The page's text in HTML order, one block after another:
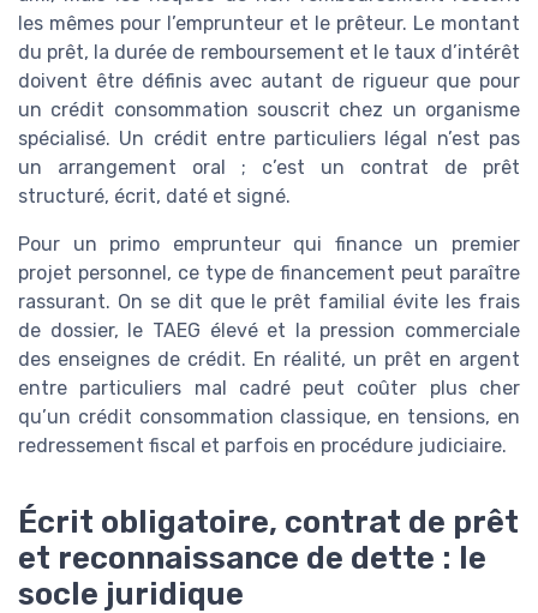
les mêmes pour l’emprunteur et le prêteur. Le montant
du prêt, la durée de remboursement et le taux d’intérêt
doivent être définis avec autant de rigueur que pour
un crédit consommation souscrit chez un organisme
spécialisé. Un crédit entre particuliers légal n’est pas
un arrangement oral ; c’est un contrat de prêt
structuré, écrit, daté et signé.
Pour un primo emprunteur qui finance un premier
projet personnel, ce type de financement peut paraître
rassurant. On se dit que le prêt familial évite les frais
de dossier, le TAEG élevé et la pression commerciale
des enseignes de crédit. En réalité, un prêt en argent
entre particuliers mal cadré peut coûter plus cher
qu’un crédit consommation classique, en tensions, en
redressement fiscal et parfois en procédure judiciaire.
Écrit obligatoire, contrat de prêt
et reconnaissance de dette : le
socle juridique